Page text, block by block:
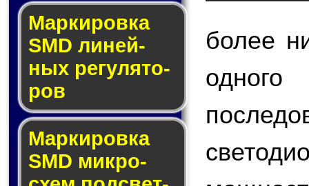
Маркировка
SMD ли­ней­
ных ре­гу­ля­то­
ров
Маркировка
SMD мик­ро­
более